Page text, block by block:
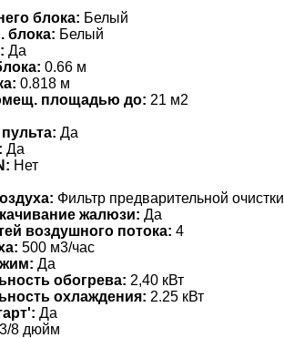
блока: Белый
блока: Белый
Да
0.66 м
0.818 м
площадью до: 21 м2
Да
Да
Нет
Фильтр предварительной очистки
жалюзи: Да
воздушного потока: 4
500 м3/час
Да
обогрева: 2,40 кВт
охлаждения: 2.25 кВт
Да
3/8 дюйм